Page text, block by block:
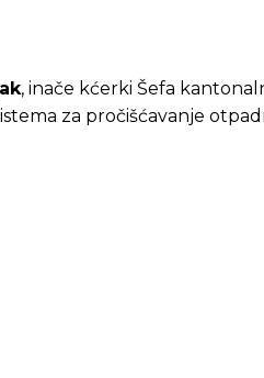
, inače kćerki Šefa
za pročišćavanje